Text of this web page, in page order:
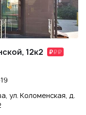
12к2
ул. Коломенская, д.